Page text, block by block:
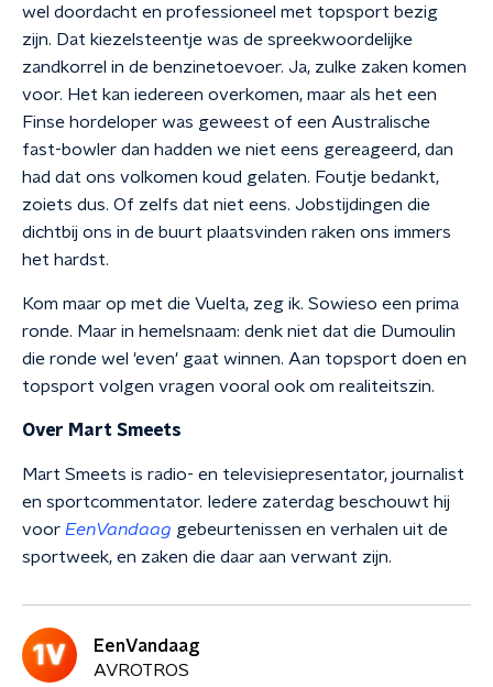
wel doordacht en professioneel met topsport bezig
zijn. Dat kiezelsteentje was de spreekwoordelijke
zandkorrel in de benzinetoevoer. Ja, zulke zaken komen
voor. Het kan iedereen overkomen, maar als het een
Finse hordeloper was geweest of een Australische
fast-bowler dan hadden we niet eens gereageerd, dan
had dat ons volkomen koud gelaten. Foutje bedankt,
zoiets dus. Of zelfs dat niet eens. Jobstijdingen die
dichtbij ons in de buurt plaatsvinden raken ons immers
het hardst.
Kom maar op met die Vuelta, zeg ik. Sowieso een prima
ronde. Maar in hemelsnaam: denk niet dat die Dumoulin
die ronde wel 'even' gaat winnen. Aan topsport doen en
topsport volgen vragen vooral ook om realiteitszin.
Over Mart Smeets
Mart Smeets is radio- en televisiepresentator, journalist
en sportcommentator. Iedere zaterdag beschouwt hij
voor EenVandaag gebeurtenissen en verhalen uit de
sportweek, en zaken die daar aan verwant zijn.
EenVandaag
AVROTROS